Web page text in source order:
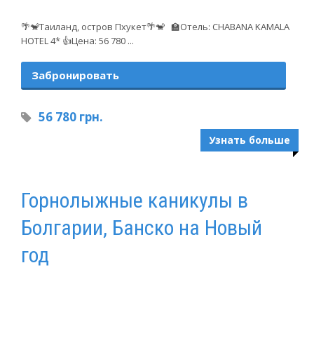
🌴🐒Таиланд, остров Пхукет🌴🐒 🏫Отель: CHABANA KAMALA
HOTEL 4* 👍Цена: 56 780 ...
Забронировать
56 780 грн.
Узнать больше
Горнолыжные каникулы в
Болгарии, Банско на Новый
год